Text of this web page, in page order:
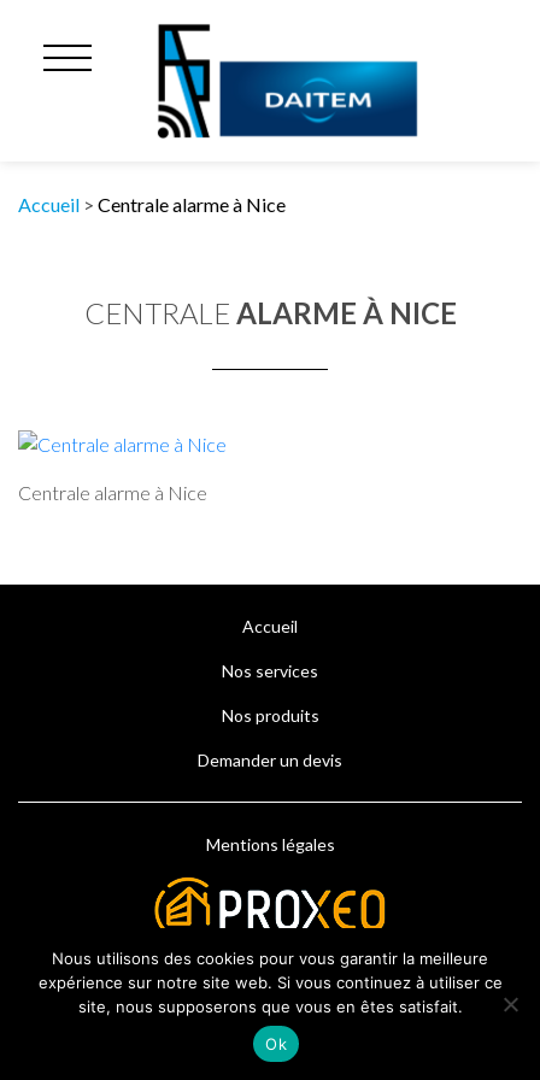
Accueil > Centrale alarme à Nice
CENTRALE ALARME À NICE
Centrale alarme à Nice
Accueil
Nos services
Nos produits
Demander un devis
Mentions légales
Nous utilisons des cookies pour vous garantir la meilleure
expérience sur notre site web. Si vous continuez à utiliser ce
site, nous supposerons que vous en êtes satisfait.
Ok